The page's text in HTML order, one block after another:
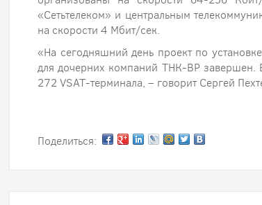
«Сетьтелеком» и центральным
на скорости 4 Мбит/сек.
«На сегодняшний день проект по
для дочерних компаний ТНК-ВР завершен.
272 VSAT-терминала, – говорит Сергей
Поделиться: